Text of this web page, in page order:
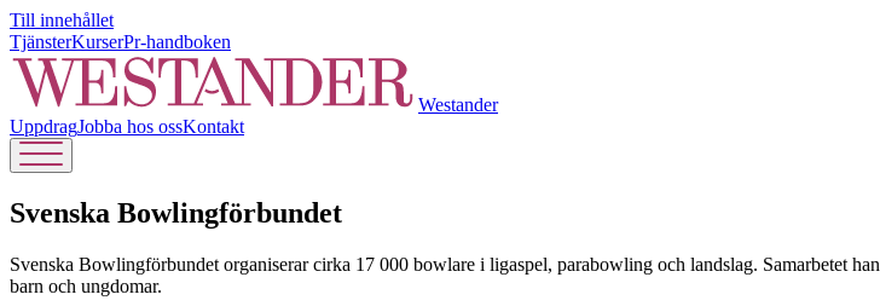
Till innehållet
TjänsterKurserPr-handboken
Westander
UppdragJobba hos ossKontakt
Svenska Bowlingförbundet
Svenska Bowlingförbundet organiserar cirka 17 000 bowlare i ligaspel, parabowling och landslag. Samarbetet
barn och ungdomar.